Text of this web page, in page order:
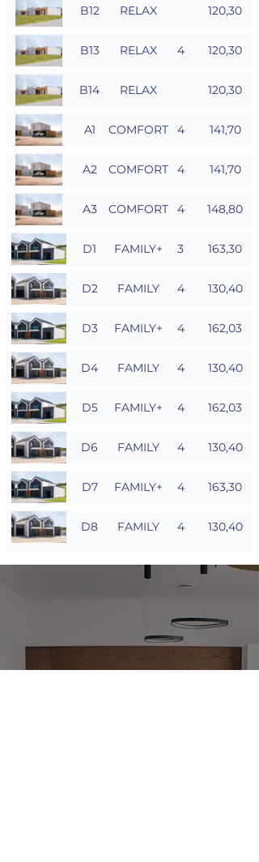
B12 RELAX 120,30
B13 RELAX 4 120,30
B14 RELAX 120,30
A1 COMFORT 4 141,70
A2 COMFORT 4 141,70
A3 COMFORT 4 148,80
D1 FAMILY+ 3 163,30
D2 FAMILY 4 130,40
D3 FAMILY+ 4 162,03
D4 FAMILY 4 130,40
D5 FAMILY+ 4 162,03
D6 FAMILY 4 130,40
D7 FAMILY+ 4 163,30
D8 FAMILY 4 130,40